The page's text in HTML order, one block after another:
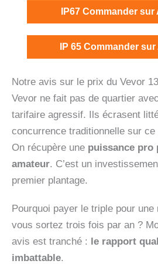
IP67 Commander sur
IP 65 Commander sur
Notre avis sur le prix du Vevor
Vevor ne fait pas de quartier
tarifaire agressif. Ils écrasent
concurrence traditionnelle sur
On récupère une puissance pro
amateur. C’est un
premier plantage.
Pourquoi payer le triple pour
vous sortez trois fois par an ?
avis est tranché :
le rapport
imbattable.